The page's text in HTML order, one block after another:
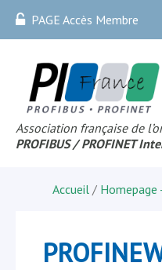
PAGE Accès Membre
Association française de
PROFIBUS / PROFINET
Accueil / Homepage